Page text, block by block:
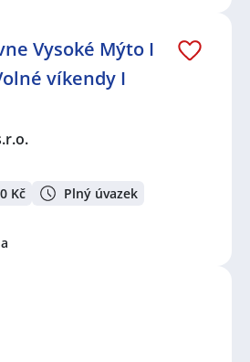
Vysoké Mýto I
víkendy I
Kč Plný úvazek